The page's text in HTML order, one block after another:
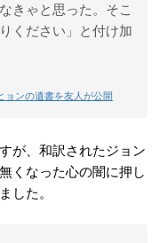
きゃと思った。そこ
ください」と付け加
ョンの遺書を友人が公開
が、和訳されたジョン
くなった心の闇に押し
した。